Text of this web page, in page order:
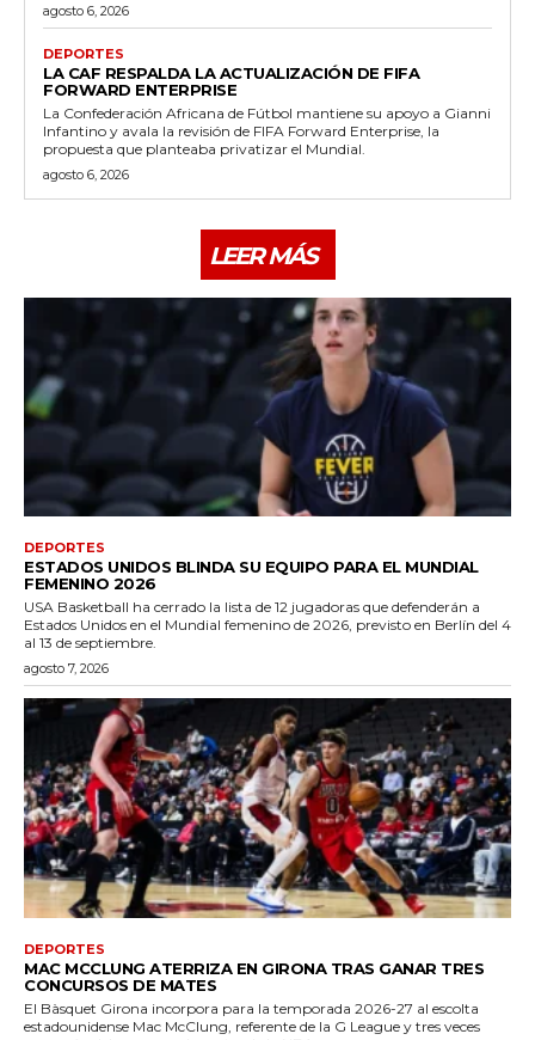
agosto 6, 2026
DEPORTES
LA CAF RESPALDA LA ACTUALIZACIÓN DE FIFA
FORWARD ENTERPRISE
La Confederación Africana de Fútbol mantiene su apoyo a Gianni
Infantino y avala la revisión de FIFA Forward Enterprise, la
propuesta que planteaba privatizar el Mundial.
agosto 6, 2026
LEER MÁS
DEPORTES
ESTADOS UNIDOS BLINDA SU EQUIPO PARA EL MUNDIAL
FEMENINO 2026
USA Basketball ha cerrado la lista de 12 jugadoras que defenderán a
Estados Unidos en el Mundial femenino de 2026, previsto en Berlín del 4
al 13 de septiembre.
agosto 7, 2026
DEPORTES
MAC MCCLUNG ATERRIZA EN GIRONA TRAS GANAR TRES
CONCURSOS DE MATES
El Bàsquet Girona incorpora para la temporada 2026-27 al escolta
estadounidense Mac McClung, referente de la G League y tres veces